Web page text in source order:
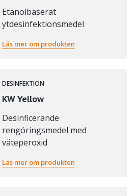
Etanolbaserat
ytdesinfektionsmedel
Läs mer om produkten
DESINFEKTION
KW Yellow
Desinficerande
rengöringsmedel med
väteperoxid
Läs mer om produkten